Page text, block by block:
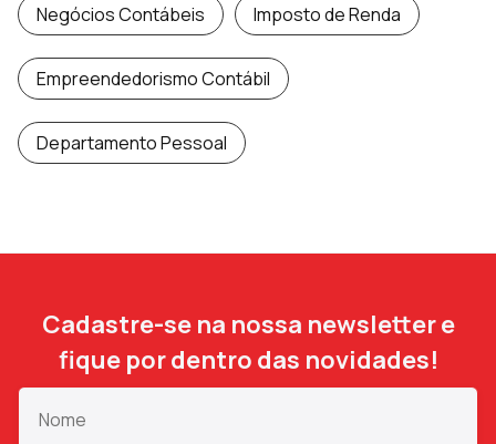
Negócios Contábeis Imposto de Renda
Empreendedorismo Contábil
Departamento Pessoal
Cadastre-se na nossa newsletter e
fique por dentro das novidades!